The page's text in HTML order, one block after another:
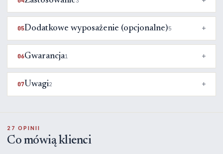
05Dodatkowe wyposażenie (opcjonalne)5
06Gwarancja1
07Uwagi2
27 OPINII
Co mówią klienci